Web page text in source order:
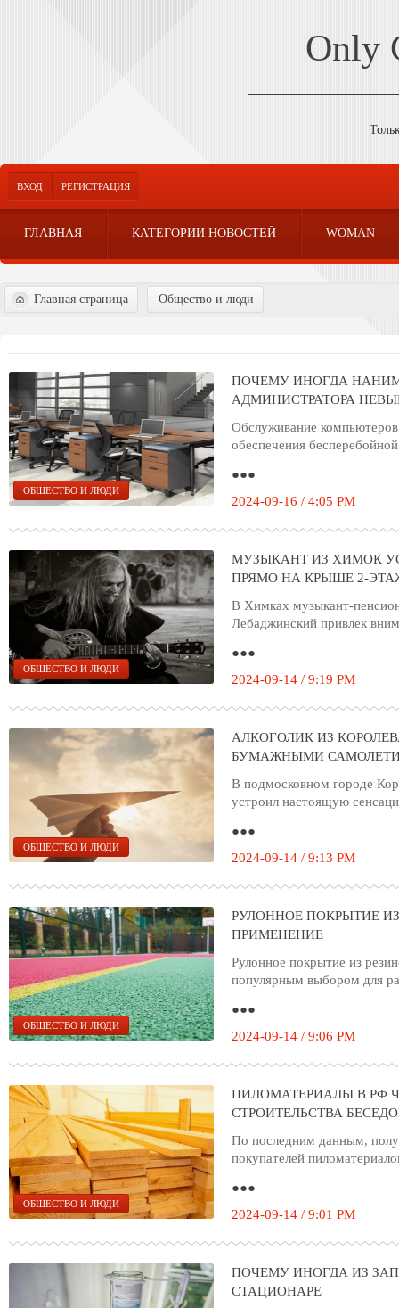
Only
ВХОД РЕГИСТРАЦИЯ
ГЛАВНАЯ КАТЕГОРИИ НОВОСТЕЙ WOMAN
Главная страница Общество и люди
ОБЩЕСТВО И ЛЮДИ
ПОЧЕМУ ИНОГДА
АДМИНИСТРАТОРА
Обслуживание
обеспечения
●●●
2024-09-16 / 4:05 PM
ОБЩЕСТВО И ЛЮДИ
МУЗЫКАНТ ИЗ ХИМОК
ПРЯМО НА КРЫШЕ 2-
В Химках музыкант-
Лебаджинский привлек
●●●
2024-09-14 / 9:19 PM
ОБЩЕСТВО И ЛЮДИ
АЛКОГОЛИК ИЗ
БУМАЖНЫМИ
В подмосковном городе
устроил настоящую
●●●
2024-09-14 / 9:13 PM
ОБЩЕСТВО И ЛЮДИ
РУЛОННОЕ ПОКРЫТИЕ
ПРИМЕНЕНИЕ
Рулонное покрытие из
популярным выбором для
●●●
2024-09-14 / 9:06 PM
ОБЩЕСТВО И ЛЮДИ
ПИЛОМАТЕРИАЛЫ В РФ
СТРОИТЕЛЬСТВА
По последним данным,
покупателей
●●●
2024-09-14 / 9:01 PM
ПОЧЕМУ ИНОГДА ИЗ
СТАЦИОНАРЕ